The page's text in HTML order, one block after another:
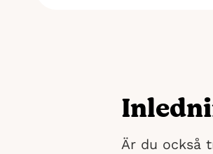
Är du också